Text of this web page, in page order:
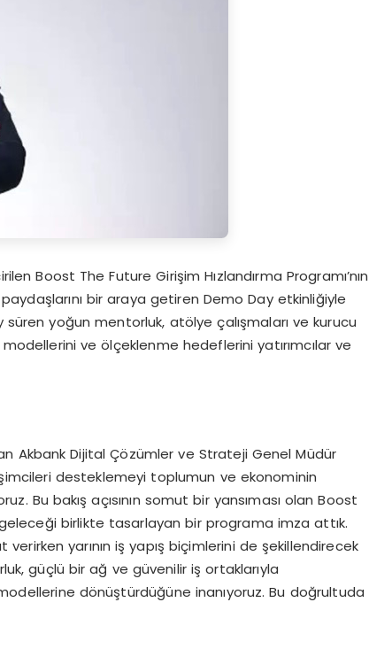
Boost The Future Girişim Hızlandırma Programı’nın
bir araya getiren Demo Day etkinliğiyle
yoğun mentorluk, atölye çalışmaları ve kurucu
ve ölçeklenme hedeflerini yatırımcılar ve
Akbank Dijital Çözümler ve Strateji Genel Müdür
desteklemeyi toplumun ve ekonominin
Bu bakış açısının somut bir yansıması olan Boost
birlikte tasarlayan bir programa imza attık.
yarının iş yapış biçimlerini de şekillendirecek
güçlü bir ağ ve güvenilir iş ortaklarıyla
dönüştürdüğüne inanıyoruz. Bu doğrultuda